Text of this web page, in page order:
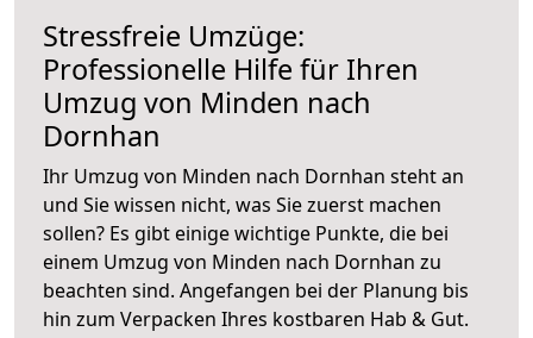
Stressfreie Umzüge:
Professionelle Hilfe für Ihren
Umzug von Minden nach
Dornhan
Ihr Umzug von Minden nach Dornhan steht an
und Sie wissen nicht, was Sie zuerst machen
sollen? Es gibt einige wichtige Punkte, die bei
einem Umzug von Minden nach Dornhan zu
beachten sind. Angefangen bei der Planung bis
hin zum Verpacken Ihres kostbaren Hab & Gut.